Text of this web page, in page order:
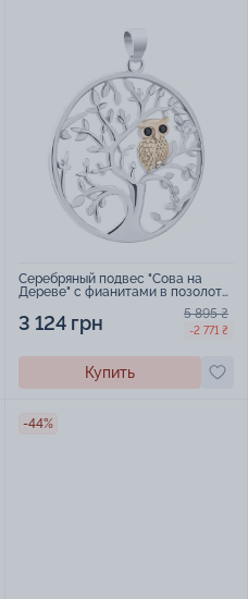
Серебряный подвес "Сова на
Дереве" с фианитами в позолоте
3 124 грн 5 895 ₴
-2 771 ₴
Купить
-44%